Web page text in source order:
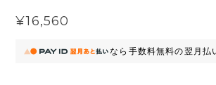
¥16,560
なら 手数料無料の翌月払